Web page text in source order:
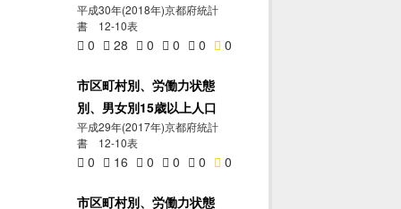
平成30年(2018年)京都府統計
書 12-10表
0 28 0 0 0 0
市区町村別、労働力状態
別、男女別15歳以上人口
平成29年(2017年)京都府統計
書 12-10表
0 16 0 0 0 0
市区町村別、労働力状態